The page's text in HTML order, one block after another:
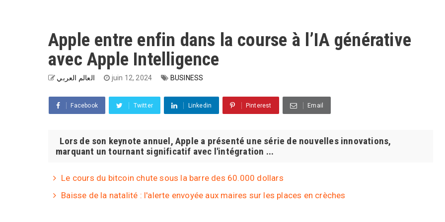
Apple entre enfin dans la course à l’IA générative
avec Apple Intelligence
العالم العربي juin 12, 2024 BUSINESS
Facebook Twitter Linkedin Pinterest Email
Lors de son keynote annuel, Apple a présenté une série de nouvelles innovations,
marquant un tournant significatif avec l'intégration ...
Le cours du bitcoin chute sous la barre des 60.000 dollars
Baisse de la natalité : l'alerte envoyée aux maires sur les places en crèches